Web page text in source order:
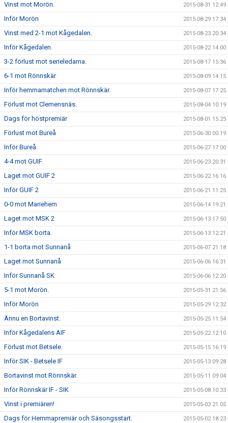
Vinst mot Morön. 2015-08-31 12:49
Inför Morön 2015-08-29 17:34
Vinst med 2-1 mot Kågedalen. 2015-08-23 20:34
Inför Kågedalen. 2015-08-22 14:00
3-2 förlust mot serieledarna. 2015-08-17 15:36
6-1 mot Rönnskär 2015-08-09 14:15
Inför hemmamatchen mot Rönnskär. 2015-08-07 17:25
Förlust mot Clemensnäs. 2015-08-04 10:19
Dags för höstpremiär 2015-08-01 15:25
Förlust mot Bureå 2015-06-30 00:19
Inför Bureå. 2015-06-27 17:00
4-4 mot GUIF 2015-06-23 20:31
Laget mot GUIF 2 2015-06-22 16:16
Inför GUIF 2 2015-06-21 11:25
0-0 mot Mariehem 2015-06-14 19:21
Laget mot MSK 2 2015-06-13 17:50
Inför MSK borta. 2015-06-13 12:21
1-1 borta mot Sunnanå 2015-06-07 21:18
Laget mot Sunnanå 2015-06-06 16:31
Inför Sunnanå SK 2015-06-06 12:20
5-1 mot Morön. 2015-05-31 21:56
Inför Morön 2015-05-29 12:32
Ännu en Bortavinst. 2015-05-25 11:54
Inför Kågedalens AIF 2015-05-22 12:10
Förlust mot Betsele. 2015-05-15 16:19
Inför SIK - Betsele IF 2015-05-13 09:28
Bortavinst mot Rönnskär. 2015-05-11 09:04
Inför Rönnskär IF - SIK 2015-05-08 10:33
Vinst i premiären! 2015-05-03 21:05
Dags för Hemmapremiär och Säsongsstart. 2015-05-02 18:23